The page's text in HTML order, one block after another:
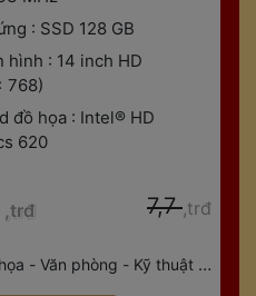
: SSD 128 GB
hình : 14 inch HD
768)
đồ họa : Intel® HD
620
,trđ 7,7 ,trđ
- Văn phòng - Kỹ thuật -